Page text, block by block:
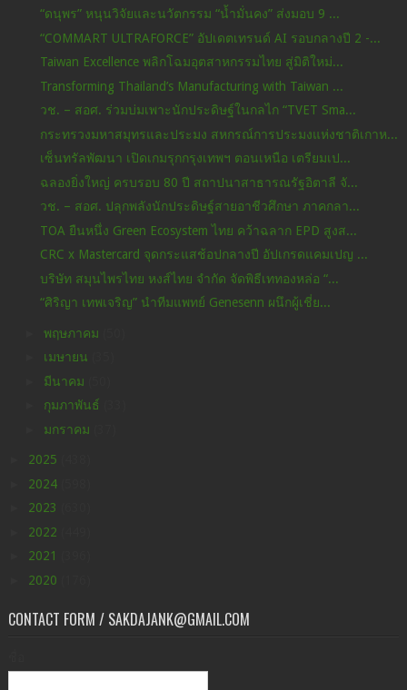
“ดนุพร” หนุนวิจัยและนวัตกรรม “น้ำมั่นคง” ส่งมอบ 9 ...
“COMMART ULTRAFORCE” อัปเดตเทรนด์ AI รอบกลางปี 2 -...
Taiwan Excellence พลิกโฉมอุตสาหกรรมไทย สู่มิติใหม่...
Transforming Thailand’s Manufacturing with Taiwan ...
วช. – สอศ. ร่วมบ่มเพาะนักประดิษฐ์ในกลไก “TVET Sma...
กระทรวงมหาสมุทรและประมง สหกรณ์การประมงแห่งชาติเกาห...
เซ็นทรัลพัฒนา เปิดเกมรุกกรุงเทพฯ ตอนเหนือ เตรียมเป...
ฉลองยิ่งใหญ่ ครบรอบ 80 ปี สถาปนาสาธารณรัฐอิตาลี จั...
วช. – สอศ. ปลุกพลังนักประดิษฐ์สายอาชีวศึกษา ภาคกลา...
TOA ยืนหนึ่ง Green Ecosystem ไทย คว้าฉลาก EPD สูงส...
CRC x Mastercard จุดกระแสช้อปกลางปี อัปเกรดแคมเปญ ...
บริษัท สมุนไพรไทย หงส์ไทย จำกัด จัดพิธีเททองหล่อ “...
“ศิริญา เทพเจริญ” นำทีมแพทย์ Genesenn ผนึกผู้เชี่ย...
พฤษภาคม
เมษายน
มีนาคม
กุมภาพันธ์
มกราคม
2025
2024
2023
2022
2021
2020
CONTACT FORM / SAKDAJANK@GMAIL.COM